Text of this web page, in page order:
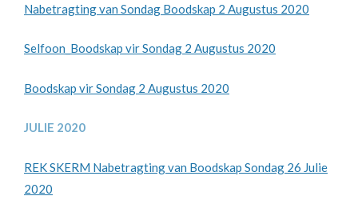
Nabetragting van Sondag Boodskap 2 Augustus 2020
Selfoon_Boodskap vir Sondag 2 Augustus 2020
Boodskap vir Sondag 2 Augustus 2020
JULIE 2020
REK SKERM Nabetragting van Boodskap Sondag 26 Julie
2020